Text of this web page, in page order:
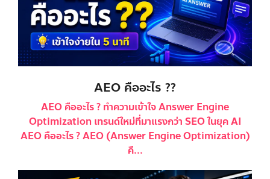
AEO คืออะไร ??
AEO คืออะไร ? ทำความเข้าใจ Answer Engine
Optimization เทรนด์ใหม่ที่มาแรงกว่า SEO ในยุค AI
AEO คืออะไร ? AEO (Answer Engine Optimization)
คื...